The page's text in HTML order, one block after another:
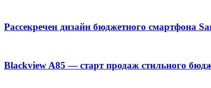
Рассекречен дизайн бюджетного смартфона
Blackview A85 — старт продаж стильного